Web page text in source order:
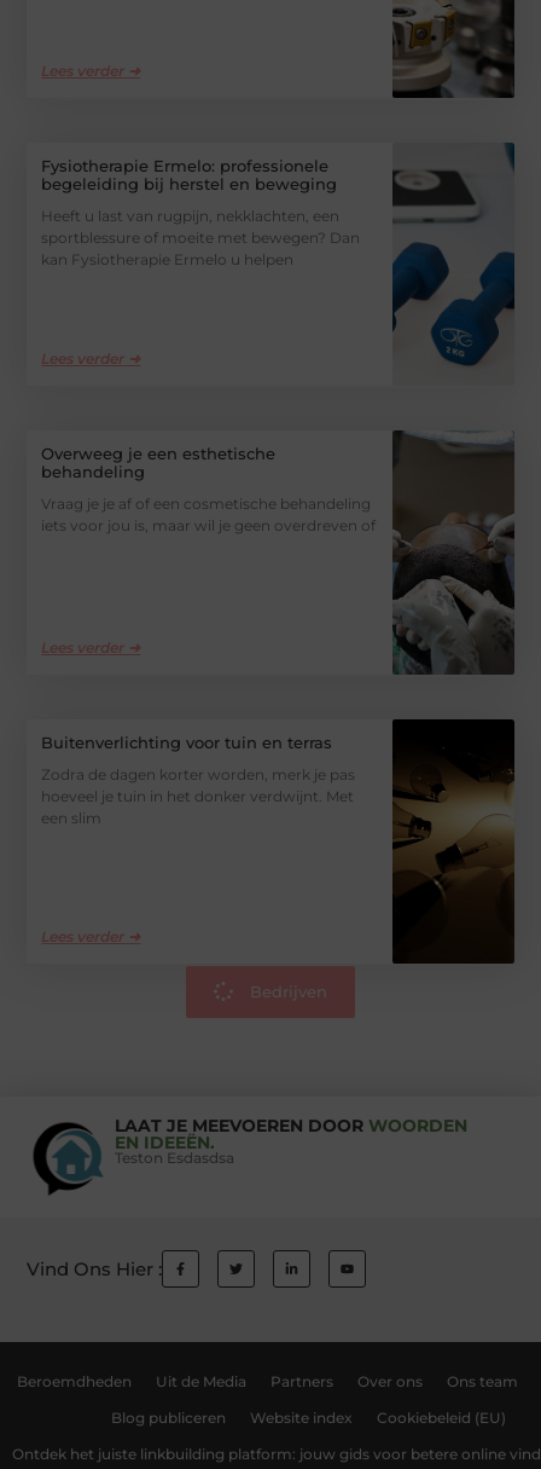
Lees verder ➜
Fysiotherapie Ermelo: professionele
begeleiding bij herstel en beweging
Heeft u last van rugpijn, nekklachten, een
sportblessure of moeite met bewegen? Dan
kan Fysiotherapie Ermelo u helpen
Lees verder ➜
Overweeg je een esthetische
behandeling
Vraag je je af of een cosmetische behandeling
iets voor jou is, maar wil je geen overdreven of
Lees verder ➜
Buitenverlichting voor tuin en terras
Zodra de dagen korter worden, merk je pas
hoeveel je tuin in het donker verdwijnt. Met
een slim
Lees verder ➜
Bedrijven
LAAT JE MEEVOEREN DOOR WOORDEN
EN IDEEËN.
Teston Esdasdsa
Vind Ons Hier :
Beroemdheden Uit de Media Partners Over ons Ons team
Blog publiceren Website index Cookiebeleid (EU)
Ontdek het juiste linkbuilding platform: jouw gids voor betere online